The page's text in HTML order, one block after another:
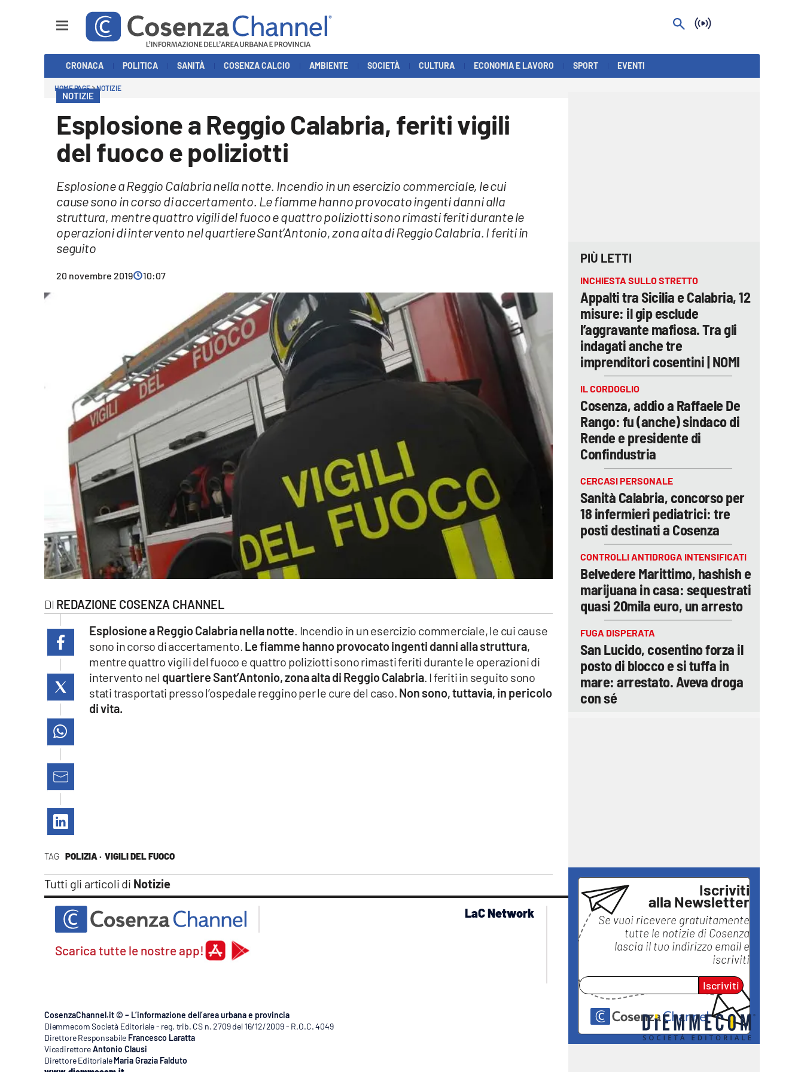
Economia e Lavoro
lacitymag.it
cosenzachannel.it
catanzarochannel.it
Vai
CRONACA POLITICA SANITÀ COSENZA CALCIO AMBIENTE SOCIETÀ CULTURA ECONOMIA E LAVORO SPORT EVENTI
HOME PAGE NOTIZIE
NOTIZIE
Esplosione a Reggio Calabria, feriti vigili
del fuoco e poliziotti
Esplosione a Reggio Calabria nella notte. Incendio in un esercizio commerciale, le cui
cause sono in corso di accertamento. Le fiamme hanno provocato ingenti danni alla
struttura, mentre quattro vigili del fuoco e quattro poliziotti sono rimasti feriti durante le
operazioni di intervento nel quartiere Sant’Antonio, zona alta di Reggio Calabria. I feriti in
seguito
20 novembre 2019 10:07
REDAZIONE COSENZA CHANNEL
TAG POLIZIA · VIGILI DEL FUOCO
Tutti gli articoli di Notizie
Esplosione a Reggio Calabria nella notte . Incendio in un esercizio commerciale, le cui cause
sono in corso di accertamento. Le fiamme hanno provocato ingenti danni alla struttura,
mentre quattro vigili del fuoco e quattro poliziotti sono rimasti feriti durante le operazioni di
intervento nel quartiere Sant’Antonio, zona alta di Reggio Calabria. I feriti in seguito sono
stati trasportati presso l’ospedale reggino per le cure del caso. Non sono, tuttavia, in pericolo
di vita.
PIÙ LETTI
INCHIESTA SULLO STRETTO
Appalti tra Sicilia e Calabria, 12
misure: il gip esclude
l’aggravante mafiosa. Tra gli
indagati anche tre
imprenditori cosentini | NOMI
IL CORDOGLIO
Cosenza, addio a Raffaele De
Rango: fu (anche) sindaco di
Rende e presidente di
Confindustria
CERCASI PERSONALE
Sanità Calabria, concorso per
18 infermieri pediatrici: tre
posti destinati a Cosenza
CONTROLLI ANTIDROGA INTENSIFICATI
Belvedere Marittimo, hashish e
marijuana in casa: sequestrati
quasi 20mila euro, un arresto
FUGA DISPERATA
San Lucido, cosentino forza il
posto di blocco e si tuffa in
mare: arrestato. Aveva droga
con sé
Iscriviti
alla Newsletter
Se vuoi ricevere gratuitamente
tutte le notizie di Cosenza
lascia il tuo indirizzo email e
iscriviti
Iscriviti
Scarica tutte le nostre app!
LaC Network
lacplay.it
lactv.it
laconair.it
lacitymag.it
lacapitalenews.it
ilreggino.it
ilvibonese.it
CosenzaChannel.it © – L’informazione dell’area urbana e provincia
Diemmecom Società Editoriale - reg. trib. CS n. 2709 del 16/12/2009 - R.O.C. 4049
Direttore Responsabile Francesco Laratta
VicedirettoreAntonio Clausi
Direttore Editoriale Maria Grazia Falduto